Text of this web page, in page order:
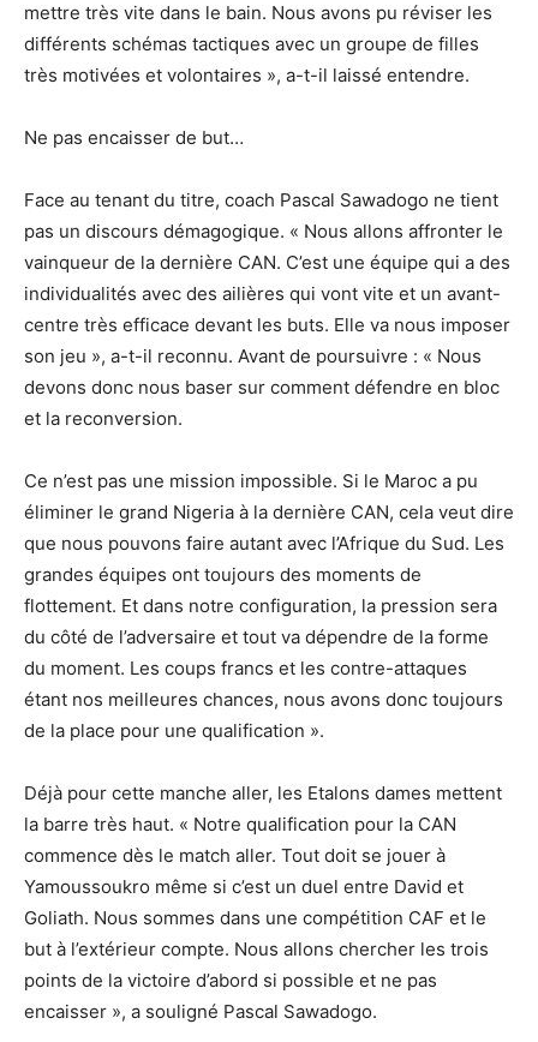
mettre très vite dans le bain. Nous avons pu réviser les
différents schémas tactiques avec un groupe de filles
très motivées et volontaires », a-t-il laissé entendre.
Ne pas encaisser de but…
Face au tenant du titre, coach Pascal Sawadogo ne tient
pas un discours démagogique. « Nous allons affronter le
vainqueur de la dernière CAN. C’est une équipe qui a des
individualités avec des ailières qui vont vite et un avant-
centre très efficace devant les buts. Elle va nous imposer
son jeu », a-t-il reconnu. Avant de poursuivre : « Nous
devons donc nous baser sur comment défendre en bloc
et la reconversion.
Ce n’est pas une mission impossible. Si le Maroc a pu
éliminer le grand Nigeria à la dernière CAN, cela veut dire
que nous pouvons faire autant avec l’Afrique du Sud. Les
grandes équipes ont toujours des moments de
flottement. Et dans notre configuration, la pression sera
du côté de l’adversaire et tout va dépendre de la forme
du moment. Les coups francs et les contre-attaques
étant nos meilleures chances, nous avons donc toujours
de la place pour une qualification ».
Déjà pour cette manche aller, les Etalons dames mettent
la barre très haut. « Notre qualification pour la CAN
commence dès le match aller. Tout doit se jouer à
Yamoussoukro même si c’est un duel entre David et
Goliath. Nous sommes dans une compétition CAF et le
but à l’extérieur compte. Nous allons chercher les trois
points de la victoire d’abord si possible et ne pas
encaisser », a souligné Pascal Sawadogo.